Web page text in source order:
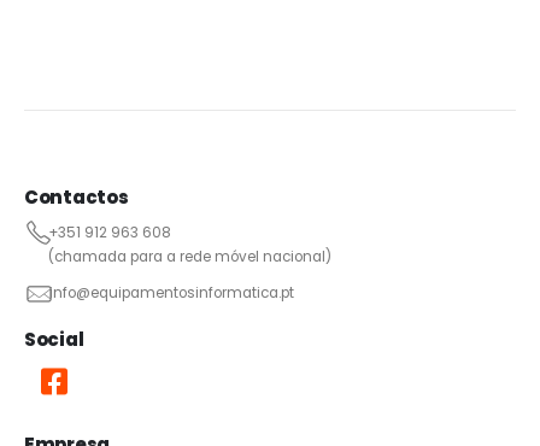
Contactos
+351 912 963 608
(chamada para a rede móvel nacional)
info@equipamentosinformatica.pt
Social